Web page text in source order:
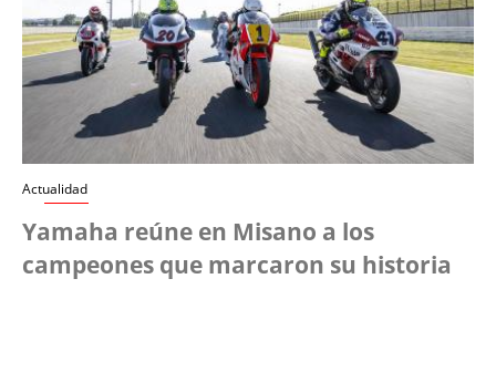
Actualidad
Yamaha reúne en Misano a los
campeones que marcaron su historia